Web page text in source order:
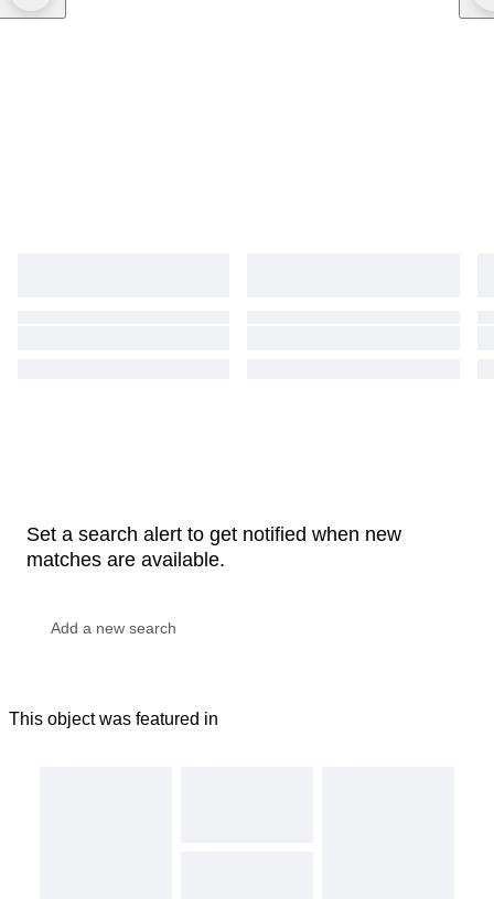
Set a search alert to get notified when new
matches are available.
This object was featured in